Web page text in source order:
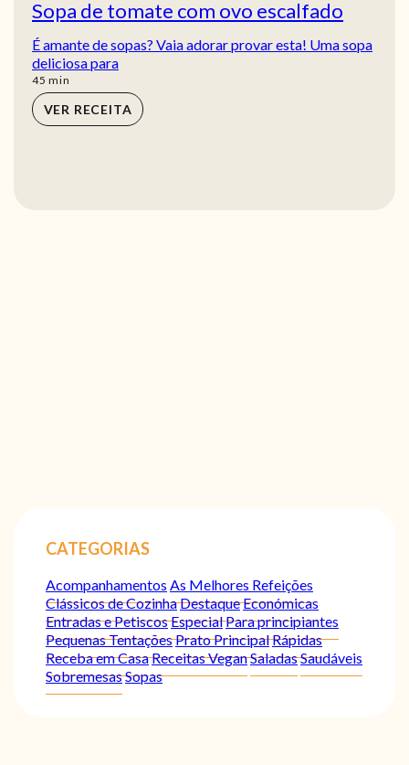
Sopa de tomate com ovo escalfado
É amante de sopas? Vaia adorar provar esta! Uma sopa
deliciosa para
45 min
min
VER RECEITA
CATEGORIAS
Acompanhamentos As Melhores Refeições
Clássicos de CozinhaDestaqueEconómicas
Entradas e PetiscosEspecialPara principiantes
Pequenas TentaçõesPrato PrincipalRápidas
Receba em CasaReceitas VeganSaladasSaudáveis
SobremesasSopas